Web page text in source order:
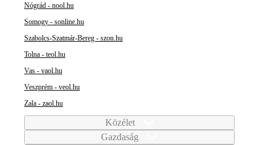
Nógrád - nool.hu
Somogy - sonline.hu
Szabolcs-Szatmár-Bereg - szon.hu
Tolna - teol.hu
Vas - vaol.hu
Veszprém - veol.hu
Zala - zaol.hu
Közélet
Gazdaság